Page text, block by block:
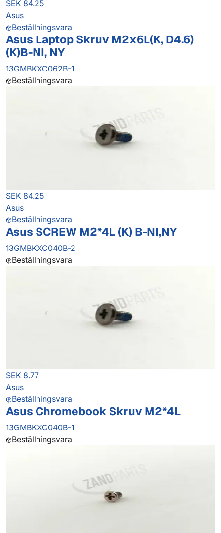
SEK 84.25
Asus
Beställningsvara
Asus Laptop Skruv M2x6L(K, D4.6)
(K)B-NI, NY
13GMBKXC062B-1
Beställningsvara
SEK 84.25
Asus
Beställningsvara
Asus SCREW M2*4L (K) B-NI,NY
13GMBKXC040B-2
Beställningsvara
SEK 8.77
Asus
Beställningsvara
Asus Chromebook Skruv M2*4L
13GMBKXC040B-1
Beställningsvara